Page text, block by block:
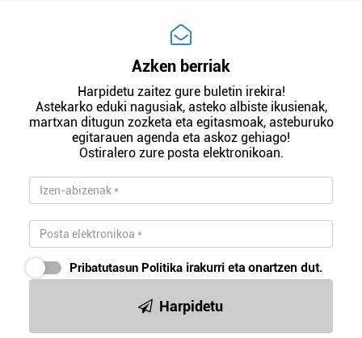
Azken berriak
Harpidetu zaitez gure buletin irekira!
Astekarko eduki nagusiak, asteko albiste ikusienak,
martxan ditugun zozketa eta egitasmoak, asteburuko
egitarauen agenda eta askoz gehiago!
Ostiralero zure posta elektronikoan.
Pribatutasun Politika irakurri eta onartzen dut.
Harpidetu